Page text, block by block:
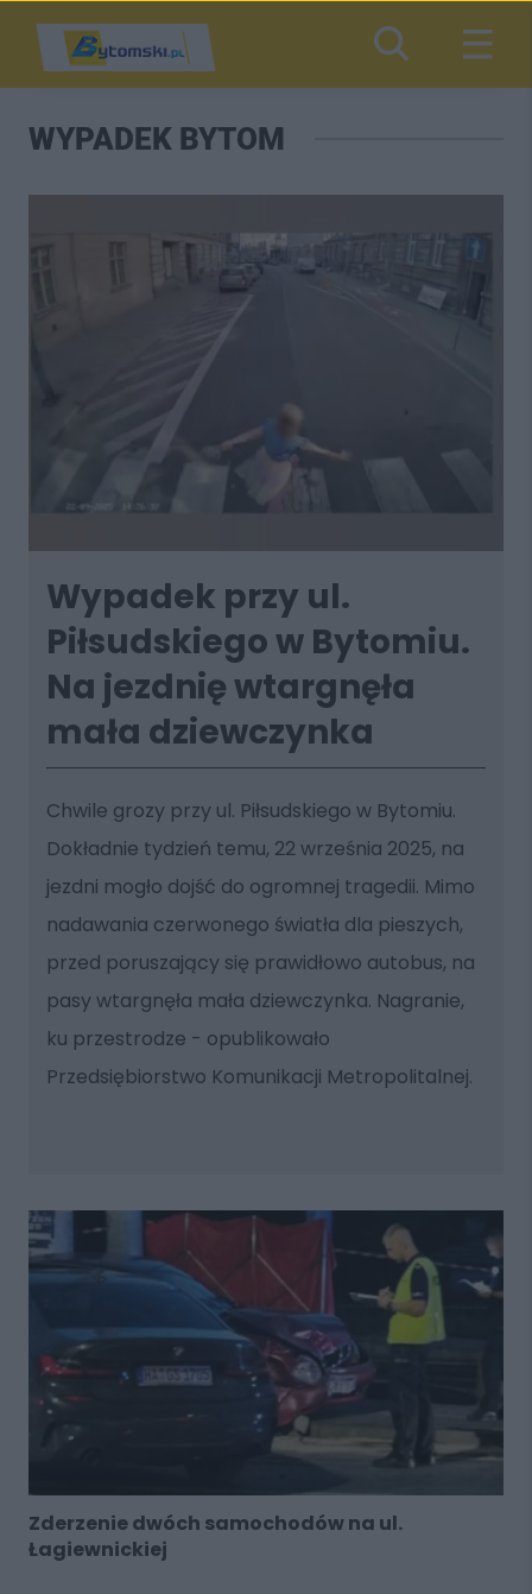
WYPADEK BYTOM
Wypadek przy ul.
Piłsudskiego w Bytomiu.
Na jezdnię wtargnęła
mała dziewczynka
Chwile grozy przy ul. Piłsudskiego w Bytomiu.
Dokładnie tydzień temu, 22 września 2025, na
jezdni mogło dojść do ogromnej tragedii. Mimo
nadawania czerwonego światła dla pieszych,
przed poruszający się prawidłowo autobus, na
pasy wtargnęła mała dziewczynka. Nagranie,
ku przestrodze - opublikowało
Przedsiębiorstwo Komunikacji Metropolitalnej.
Zderzenie dwóch samochodów na ul.
Łagiewnickiej